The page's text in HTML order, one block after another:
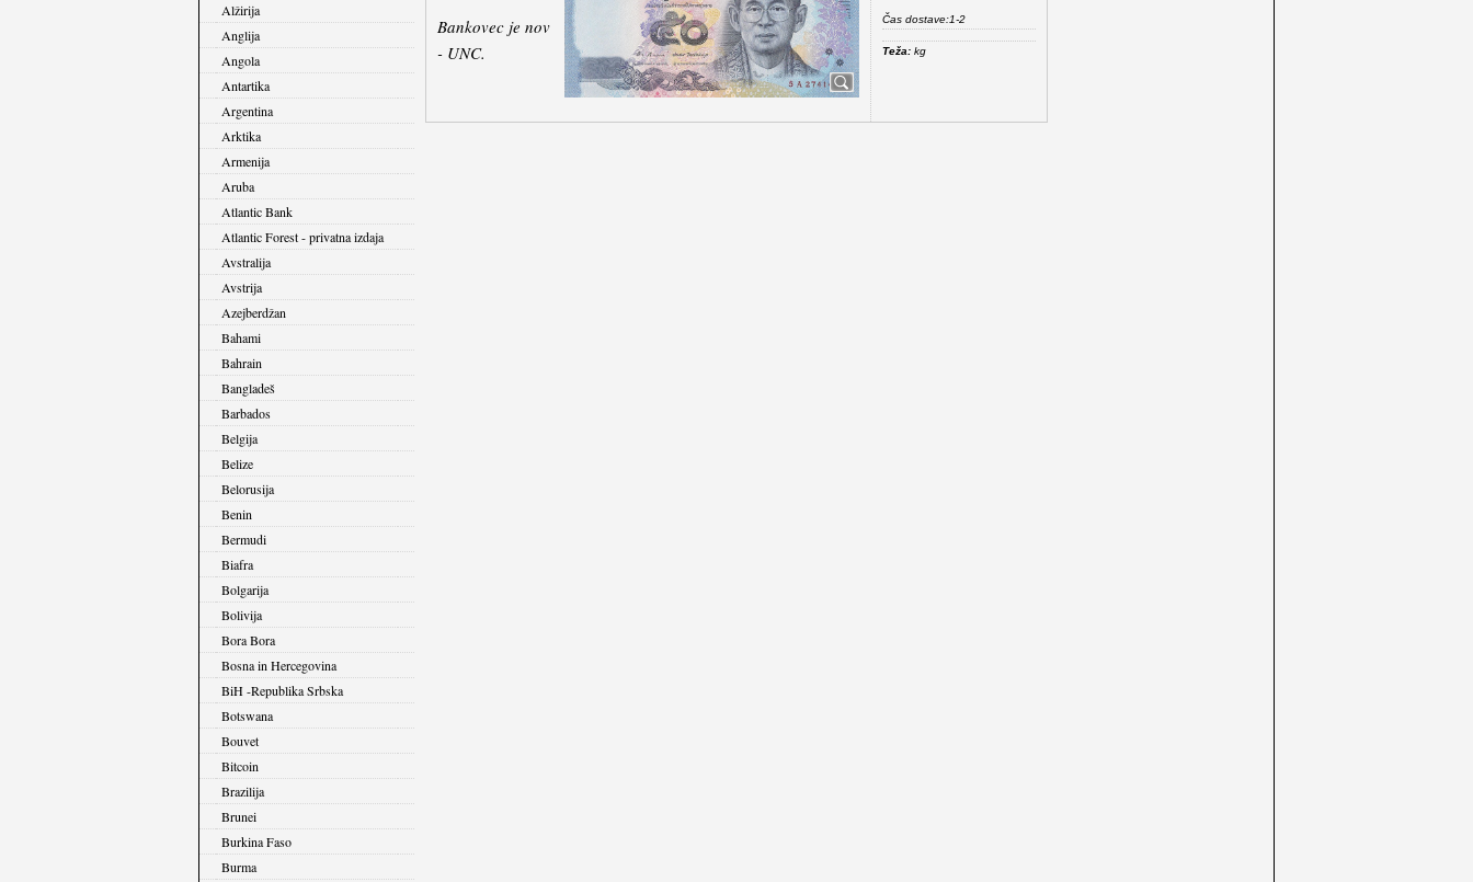
Alžirija
Anglija
Angola
Antartika
Argentina
Arktika
Armenija
Aruba
Atlantic Bank
Atlantic Forest - privatna izdaja
Avstralija
Avstrija
Azejberdžan
Bahami
Bahrain
Bangladeš
Barbados
Belgija
Belize
Belorusija
Benin
Bermudi
Biafra
Bolgarija
Bolivija
Bora Bora
Bosna in Hercegovina
BiH -Republika Srbska
Botswana
Bouvet
Bitcoin
Brazilija
Brunei
Burkina Faso
Burma
Čas dostave:1-2
Teža: kg
Bankovec je nov
- UNC.